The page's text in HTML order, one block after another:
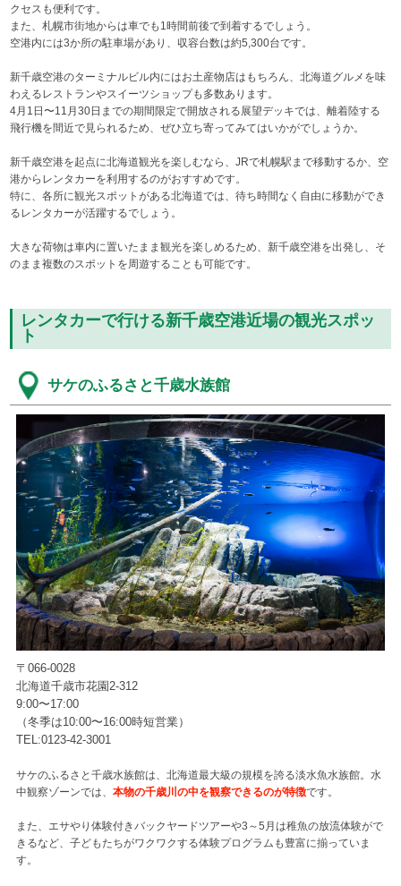
クセスも便利です。
また、札幌市街地からは車でも1時間前後で到着するでしょう。
空港内には3か所の駐車場があり、収容台数は約5,300台です。
新千歳空港のターミナルビル内にはお土産物店はもちろん、北海道グルメを味
わえるレストランやスイーツショップも多数あります。
4月1日〜11月30日までの期間限定で開放される展望デッキでは、離着陸する
飛行機を間近で見られるため、ぜひ立ち寄ってみてはいかがでしょうか。
新千歳空港を起点に北海道観光を楽しむなら、JRで札幌駅まで移動するか、空
港からレンタカーを利用するのがおすすめです。
特に、各所に観光スポットがある北海道では、待ち時間なく自由に移動ができ
るレンタカーが活躍するでしょう。
大きな荷物は車内に置いたまま観光を楽しめるため、新千歳空港を出発し、そ
のまま複数のスポットを周遊することも可能です。
レンタカーで行ける新千歳空港近場の観光スポッ
ト
サケのふるさと千歳水族館
〒066-0028
北海道千歳市花園2-312
9:00〜17:00
（冬季は10:00〜16:00時短営業）
TEL:0123-42-3001
サケのふるさと千歳水族館は、北海道最大級の規模を誇る淡水魚水族館。水
中観察ゾーンでは、 本物の千歳川の中を観察できるのが特徴です。
また、エサやり体験付きバックヤードツアーや3～5月は稚魚の放流体験がで
きるなど、子どもたちがワクワクする体験プログラムも豊富に揃っていま
す。